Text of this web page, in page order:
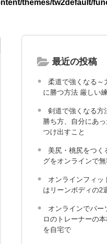
themes/tw2default/
最近の投稿
柔道で強くなる～
に勝つ方法 厳しい
剣道で強くなる方
勝ち方、自分にあ
つけ出すこと
美尻・桃尻をつく
グをオンラインで
オンラインフィッ
はリーンボディの2
オンラインでパー
ロのトレーナーの
を自宅で